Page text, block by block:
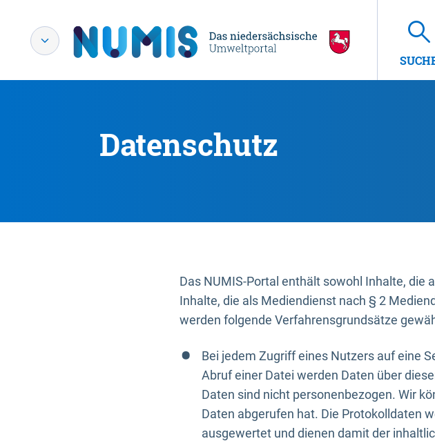
Datenschutz
Das NUMIS-Portal enthält sowohl Inhalte, die
Inhalte, die als Mediendienst nach § 2
werden folgende Verfahrensgrundsätze
Bei jedem Zugriff eines Nutzers auf eine
Abruf einer Datei werden Daten über
Daten sind nicht personenbezogen. Wir
Daten abgerufen hat. Die Protokolldaten
ausgewertet und dienen damit der